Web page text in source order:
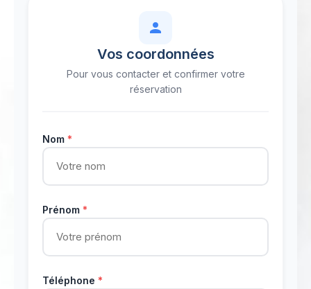
Vos coordonnées
Pour vous contacter et confirmer votre
réservation
Nom *
Prénom *
Téléphone *